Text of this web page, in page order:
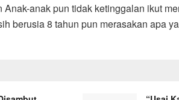
anak pun tidak ketinggalan ikut
berusia 8 tahun pun merasakan apa